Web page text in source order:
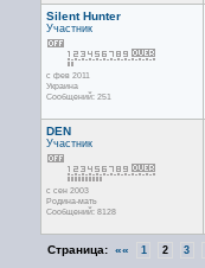
Silent Hunter
Участник
с фев 2011
Украина
Сообщений: 251
DEN
Участник
с сен 2003
Родина-мать
Сообщений: 8128
Страница: «« 1 2 3